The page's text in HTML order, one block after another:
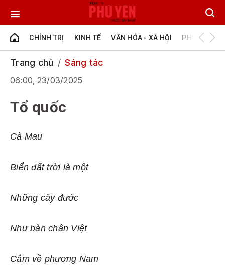
CHÍNH TRỊ KINH TẾ VĂN HÓA - XÃ HỘI PHÚ YÊN -
Trang chủ Sáng tác
06:00, 23/03/2025
Tổ quốc
Cà Mau
Biển đất trời là một
Những cây đước
Như bàn chân Việt
Cắm về phương Nam